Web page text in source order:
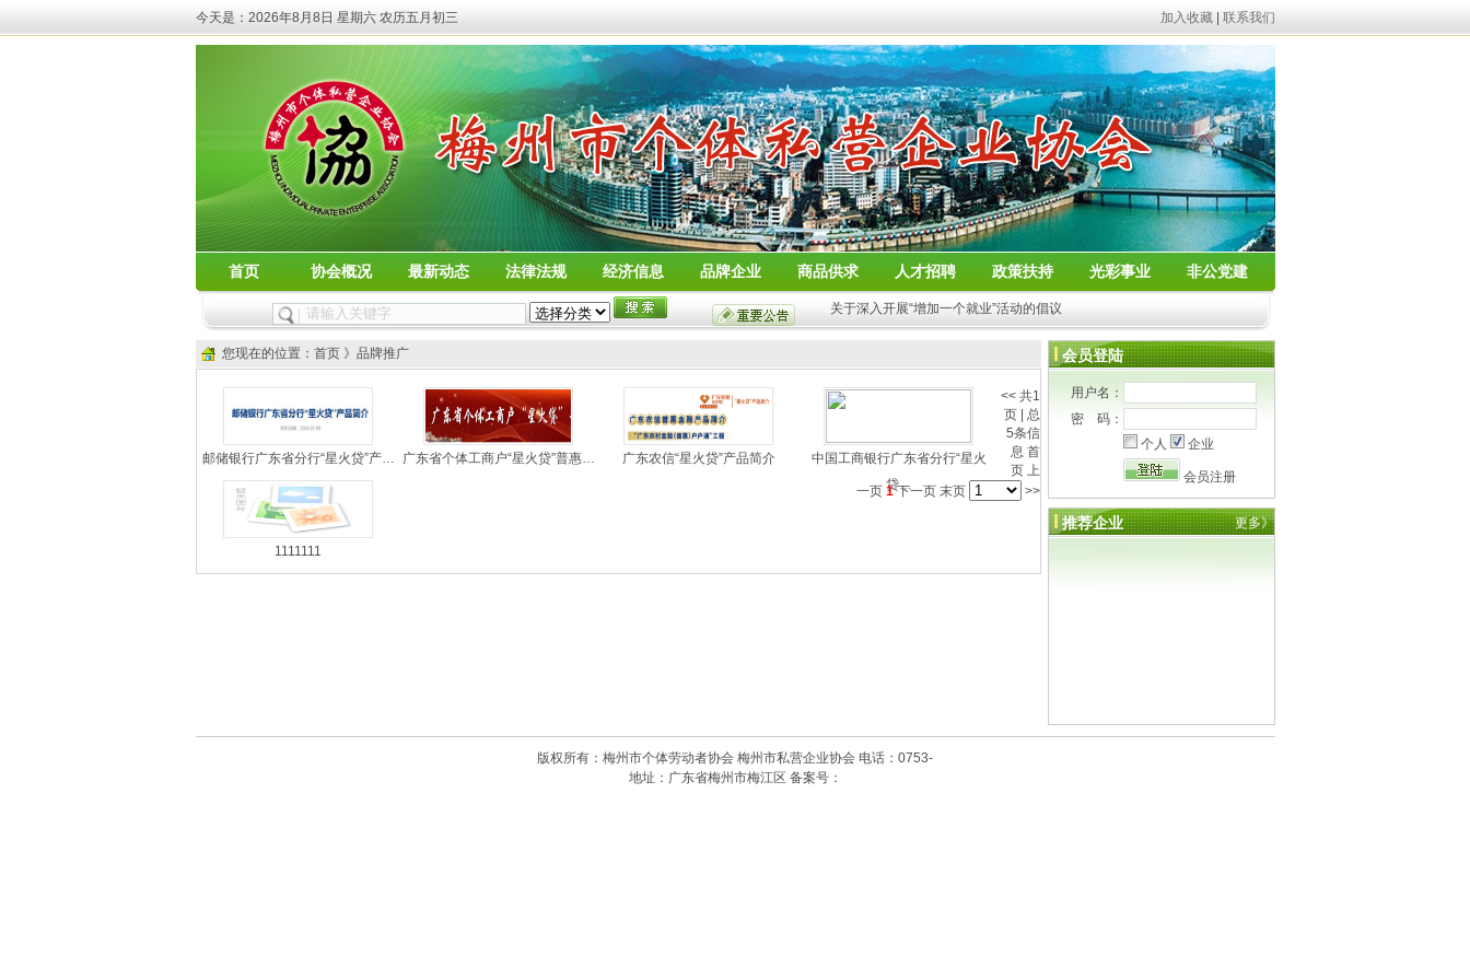
今天是： 2026年8月8日 星期六 农历五月初三 加入收藏| 联系我们
首页 协会概况 最新动态 法律法规 经济信息 品牌企业 商品供求 人才招聘 政策扶持 光彩事业 非公党建
关于深入开展“增加一个就业”活动的倡议
您现在的位置：首页 》品牌推广
邮储银行广东省分行“星火贷”产… 广东省个体工商户“星火贷”普惠… 广东农信“星火贷”产品简介
中国工商银行广东省分行“星火
贷…
1111111
<< 共1
页 | 总
5条信
息 首
页 上
一页 1 下一页 末页 >>
会员登陆
用户名：
密 码：
个人
企业
会员注册
推荐企业 更多》
版权所有：梅州市个体劳动者协会 梅州市私营企业协会 电话：0753-
地址：广东省梅州市梅江区 备案号：